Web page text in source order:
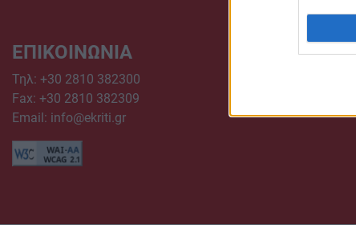
ΕΠΙΚΟΙΝΩΝΙΑ
Τηλ: +30 2810 382300
Fax: +30 2810 382309
Email: info@ekriti.gr